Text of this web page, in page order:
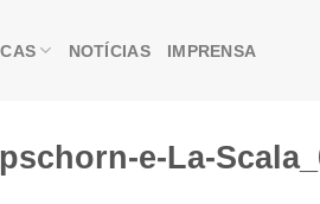
NOTÍCIAS IMPRENSA
e-La-